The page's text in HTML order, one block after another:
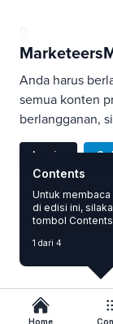
Anda harus
semua konten
berlangganan,
Login
Contents
Untuk membaca
di edisi ini,
tombol
1 dari 4
Home